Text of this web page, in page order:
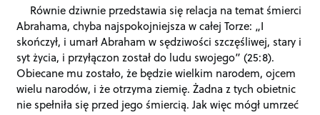
Równie dziwnie przedstawia się relacja na temat śmierci
Abrahama, chyba najspokojniejsza w całej Torze: „I
skończył, i umarł Abraham w sędziwości szczęśliwej, stary i
syt życia, i przyłączon został do ludu swojego” (25:8).
Obiecane mu zostało, że będzie wielkim narodem, ojcem
wielu narodów, i że otrzyma ziemię. Żadna z tych obietnic
nie spełniła się przed jego śmiercią. Jak więc mógł umrzeć